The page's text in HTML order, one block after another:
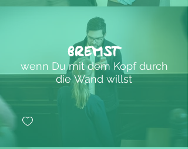
bremst
wenn Du mit dem Kopf durch
die Wand willst